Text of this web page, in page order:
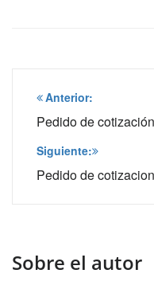
Navegación
de
entradas
Anterior:
Pedido de
Siguiente:
Pedido de
Sobre el autor